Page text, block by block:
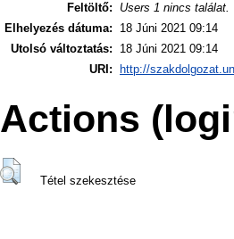
Feltöltő:
Users 1 nincs találat.
Elhelyezés dátuma:
18 Júni 2021 09:14
Utolsó változtatás:
18 Júni 2021 09:14
URI:
http://
Actions
Tétel szekesztése